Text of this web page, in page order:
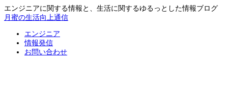
エンジニアに関する情報と、生活に関するゆるっとした情報ブログ
月蜜の生活向上通信
エンジニア
情報発信
お問い合わせ